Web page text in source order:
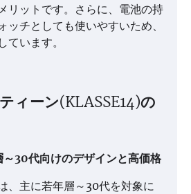
リットです。さらに、電池の持
ッチとしても使いやすいため、
ています。
ィーン(KLASSE14)の
30代向けのデザインと高価格
、主に若年層～30代を対象に